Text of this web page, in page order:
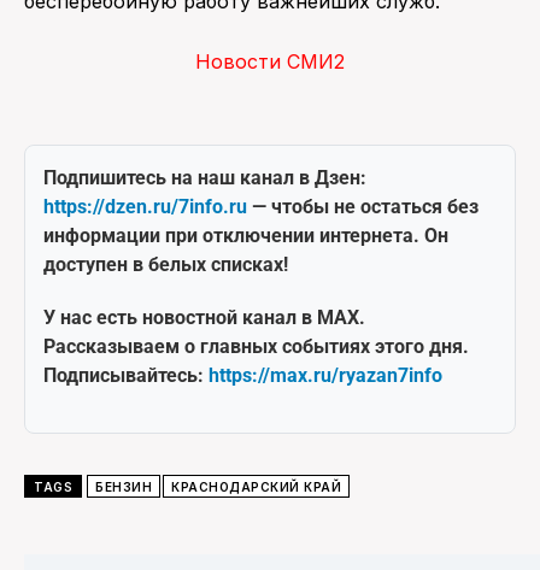
Новости СМИ2
Подпишитесь на наш канал в Дзен:
https://dzen.ru/7info.ru — чтобы не остаться без
информации при отключении интернета. Он
доступен в белых списках!
У нас есть новостной канал в MAX.
Рассказываем о главных событиях этого дня.
Подписывайтесь: https://max.ru/ryazan7info
TAGS БЕНЗИН КРАСНОДАРСКИЙ КРАЙ